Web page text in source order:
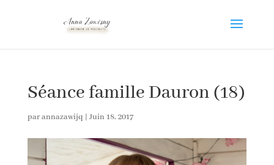
Séance famille Dauron (18)
parannazawijq | Juin 18, 2017